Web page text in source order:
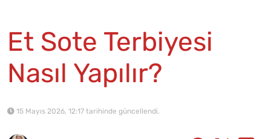
Et Sote Terbiyesi
Nasıl Yapılır?
15 Mayıs 2026, 12:17 tarihinde güncellendi.